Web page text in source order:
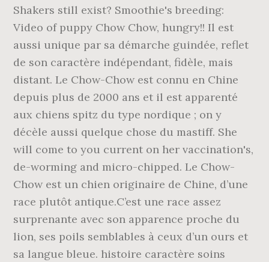
Shakers still exist? Smoothie's breeding:
Video of puppy Chow Chow, hungry!! Il est
aussi unique par sa démarche guindée, reflet
de son caractère indépendant, fidèle, mais
distant. Le Chow-Chow est connu en Chine
depuis plus de 2000 ans et il est apparenté
aux chiens spitz du type nordique ; on y
décèle aussi quelque chose du mastiff. She
will come to you current on her vaccination's,
de-worming and micro-chipped. Le Chow-
Chow est un chien originaire de Chine, d’une
race plutôt antique.C’est une race assez
surprenante avec son apparence proche du
lion, ses poils semblables à ceux d’un ours et
sa langue bleue. histoire caractère soins